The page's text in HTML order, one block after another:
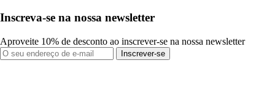
Inscreva-se na nossa newsletter
Aproveite 10% de desconto ao inscrever-se na nossa newsletter
Inscrever-se